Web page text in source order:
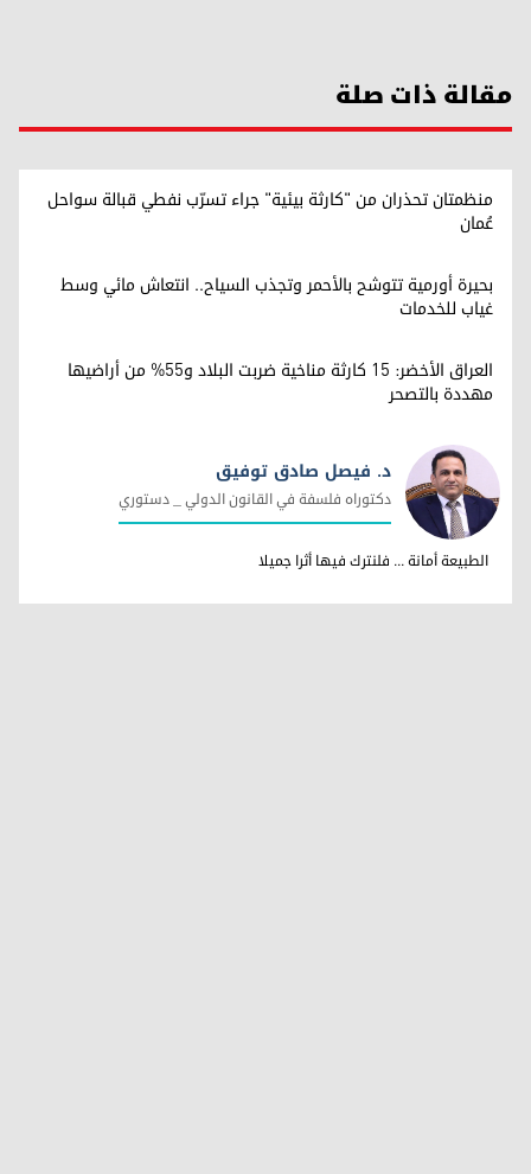
مقالة ذات صلة
منظمتان تحذران من "كارثة بيئية" جراء تسرّب نفطي قبالة سواحل
عُمان
بحيرة أورمية تتوشح بالأحمر وتجذب السياح.. انتعاش مائي وسط
غياب للخدمات
العراق الأخضر: 15 كارثة مناخية ضربت البلاد و55% من أراضيها
مهددة بالتصحر
د. فيصل صادق توفيق
د. فيصل صادق توفيق
دكتوراه فلسفة في القانون الدولي _ دستوري
الطبيعة أمانة ... فلنترك فيها أثرا جميلا